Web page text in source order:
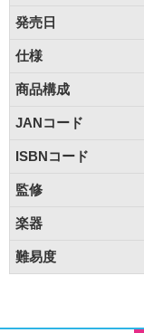
発売日
仕様
商品構成
JANコード
ISBNコード
監修
楽器
難易度